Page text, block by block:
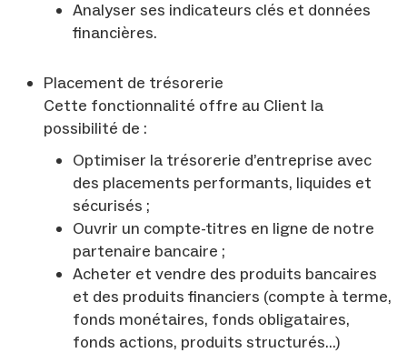
Analyser ses indicateurs clés et données
financières.
Placement de trésorerie
Cette fonctionnalité offre au Client la
possibilité de :
Optimiser la trésorerie d’entreprise avec
des placements performants, liquides et
sécurisés ;
Ouvrir un compte-titres en ligne de notre
partenaire bancaire ;
Acheter et vendre des produits bancaires
et des produits financiers (compte à terme,
fonds monétaires, fonds obligataires,
fonds actions, produits structurés…)